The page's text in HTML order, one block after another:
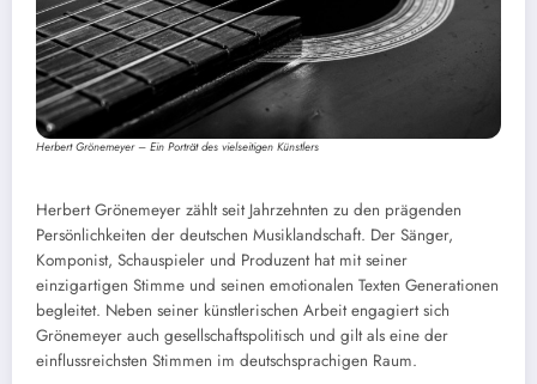
Herbert Grönemeyer – Ein Porträt des vielseitigen Künstlers
Herbert Grönemeyer zählt seit Jahrzehnten zu den prägenden
Persönlichkeiten der deutschen Musiklandschaft. Der Sänger,
Komponist, Schauspieler und Produzent hat mit seiner
einzigartigen Stimme und seinen emotionalen Texten Generationen
begleitet. Neben seiner künstlerischen Arbeit engagiert sich
Grönemeyer auch gesellschaftspolitisch und gilt als eine der
einflussreichsten Stimmen im deutschsprachigen Raum.